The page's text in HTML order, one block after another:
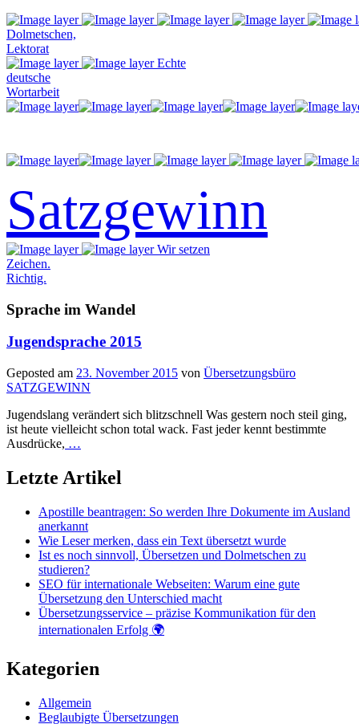
Dolmetschen,
Lektorat
Echte
deutsche
Wortarbeit
Satzgewinn
Wir setzen
Zeichen.
Richtig.
Sprache im Wandel
Jugendsprache 2015
Geposted am 23. November 2015 von Übersetzungsbüro
SATZGEWINN
Jugendslang verändert sich blitzschnell Was gestern noch steil ging,
ist heute vielleicht schon total wack. Fast jeder kennt bestimmte
Ausdrücke, …
Letzte Artikel
Apostille beantragen: So werden Ihre Dokumente im Ausland
anerkannt
Wie Leser merken, dass ein Text übersetzt wurde
Ist es noch sinnvoll, Übersetzen und Dolmetschen zu
studieren?
SEO für internationale Webseiten: Warum eine gute
Übersetzung den Unterschied macht
Übersetzungsservice – präzise Kommunikation für den
internationalen Erfolg 🌍
Kategorien
Allgemein
Beglaubigte Übersetzungen